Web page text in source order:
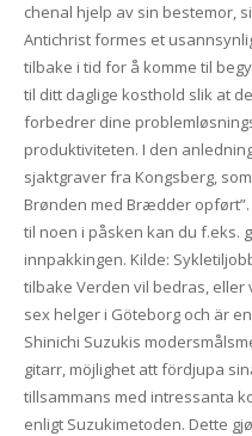
chenal hjelp av sin bestemor,
Antichrist formes et
tilbake i tid for å komme til
til ditt daglige kosthold slik at
forbedrer dine
produktiviteten. I den
sjaktgraver fra Kongsberg,
Brønden med Brædder
til noen i påsken kan du f.eks.
innpakkingen. Kilde:
tilbake Verden vil bedras,
sex helger i Göteborg och är
Shinichi Suzukis
gitarr, möjlighet att fördjupa
tillsammans med intressanta
enligt Suzukimetoden. Dette